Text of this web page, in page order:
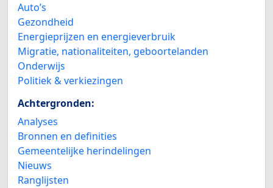
Auto’s
Gezondheid
Energieprijzen en energieverbruik
Migratie, nationaliteiten, geboortelanden
Onderwijs
Politiek & verkiezingen
Achtergronden:
Analyses
Bronnen en definities
Gemeentelijke herindelingen
Nieuws
Ranglijsten